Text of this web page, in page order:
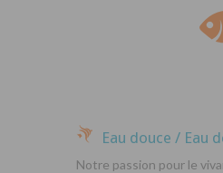
Eau douce / Eau
Notre passion pour le